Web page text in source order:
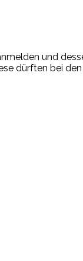
und
dürften bei